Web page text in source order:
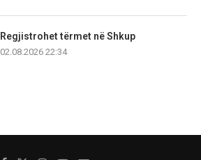
Regjistrohet tërmet në Shkup
02.08.2026 22:34